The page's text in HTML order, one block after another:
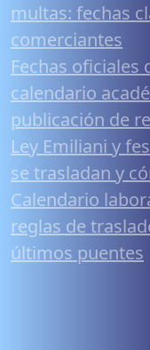
multas: fechas
comerciantes
Fechas oficiales
calendario
publicación de
Ley Emiliani y
se trasladan y
Calendario
reglas de
últimos puentes